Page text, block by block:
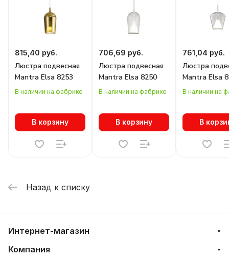
815,40 руб.
Люстра подвесная
Mantra Elsa 8253
В наличии на фабрике
В корзину
706,69 руб.
Люстра подвесная
Mantra Elsa 8250
В наличии на фабрике
В корзину
761,04 руб.
Люстра
Mantra Elsa
В наличии на
В
Назад к списку
Интернет-магазин
Компания